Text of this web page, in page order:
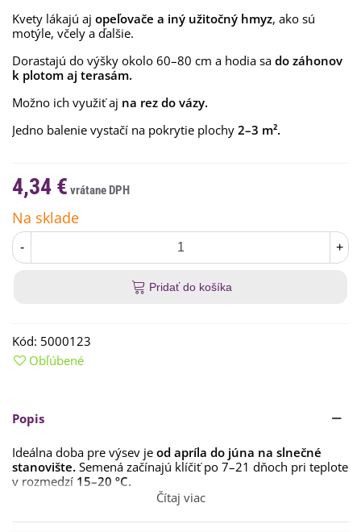
Kvety lákajú aj opeľovače a iný užitočný hmyz, ako sú
motýle, včely a ďalšie.
Dorastajú do výšky okolo 60–80 cm a hodia sa do záhonov
k plotom aj terasám.
Možno ich využiť aj na rez do vázy.
Jedno balenie vystačí na pokrytie plochy 2–3 m².
4,34 €
Na sklade
- +
Pridať do košíka
Kód: 5000123
Obľúbené
Popis
Ideálna doba pre výsev je od apríla do júna na slnečné
stanovište. Semená začínajú klíčiť po 7–21 dňoch pri teplote
v rozmedzí 15–20 ºC.
do humóznej pôdy
Potrebujúdostatočné teplo a zálievku.
Čítaj viac